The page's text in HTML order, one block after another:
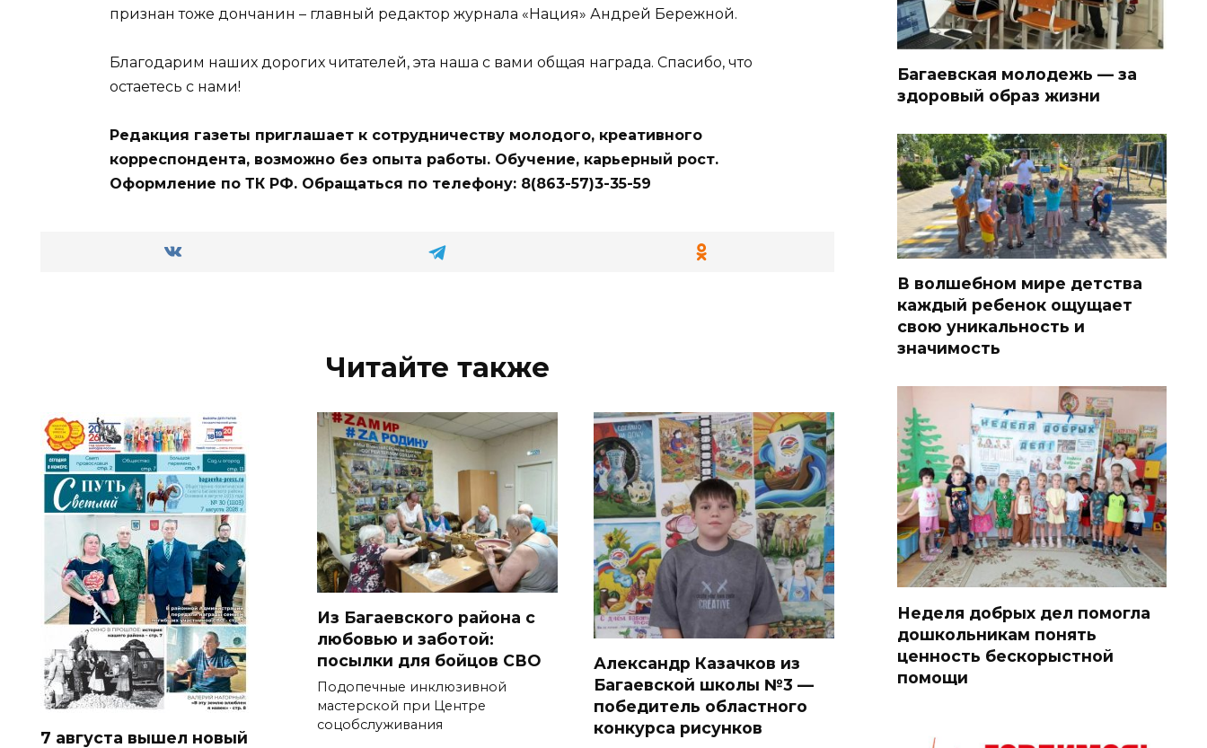
признан тоже дончанин – главный редактор журнала «Нация» Андрей Бережной.
Благодарим наших дорогих читателей, эта наша с вами общая награда. Спасибо, что
остаетесь с нами!
Редакция газеты приглашает к сотрудничеству молодого, креативного
корреспондента, возможно без опыта работы. Обучение, карьерный рост.
Оформление по ТК РФ. Обращаться по телефону: 8(863-57)3-35-59
Читайте также
7 августа вышел новый
Из Багаевского района с
любовью и заботой:
посылки для бойцов СВО
Подопечные инклюзивной
мастерской при Центре
соцобслуживания
Александр Казачков из
Багаевской школы №3 —
победитель областного
конкурса рисунков
Багаевская молодежь — за
здоровый образ жизни
В волшебном мире детства
каждый ребенок ощущает
свою уникальность и
значимость
Неделя добрых дел помогла
дошкольникам понять
ценность бескорыстной
помощи